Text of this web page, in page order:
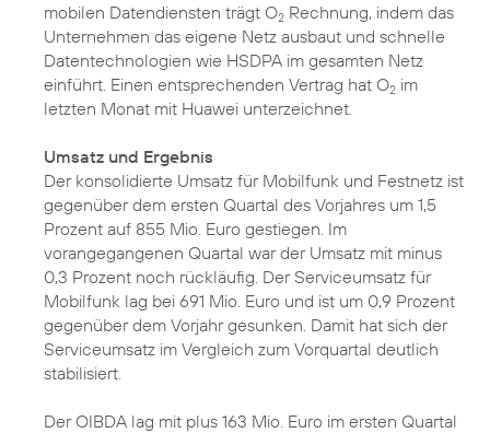
mobilen Datendiensten trägt O2 Rechnung, indem das
Unternehmen das eigene Netz ausbaut und schnelle
Datentechnologien wie HSDPA im gesamten Netz
einführt. Einen entsprechenden Vertrag hat O2 im
letzten Monat mit Huawei unterzeichnet.
Umsatz und Ergebnis
Der konsolidierte Umsatz für Mobilfunk und Festnetz ist
gegenüber dem ersten Quartal des Vorjahres um 1,5
Prozent auf 855 Mio. Euro gestiegen. Im
vorangegangenen Quartal war der Umsatz mit minus
0,3 Prozent noch rückläufig. Der Serviceumsatz für
Mobilfunk lag bei 691 Mio. Euro und ist um 0,9 Prozent
gegenüber dem Vorjahr gesunken. Damit hat sich der
Serviceumsatz im Vergleich zum Vorquartal deutlich
stabilisiert.
Der OIBDA lag mit plus 163 Mio. Euro im ersten Quartal